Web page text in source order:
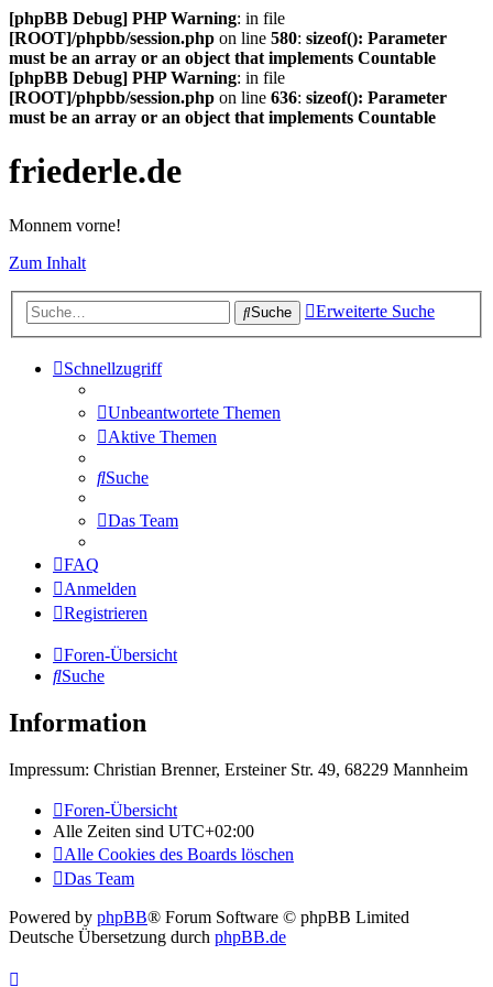
[phpBB Debug] PHP Warning: in file
[ROOT]/phpbb/session.php on line 580: sizeof(): Parameter
must be an array or an object that implements Countable
[phpBB Debug] PHP Warning: in file
[ROOT]/phpbb/session.php on line 636: sizeof(): Parameter
must be an array or an object that implements Countable
friederle.de
Monnem vorne!
Zum Inhalt
Suche Erweiterte Suche
Schnellzugriff
Unbeantwortete Themen
Aktive Themen
Suche
Das Team
FAQ
Anmelden
Registrieren
Foren-Übersicht
Suche
Information
Impressum: Christian Brenner, Ersteiner Str. 49, 68229 Mannheim
Foren-Übersicht
Alle Zeiten sind UTC+02:00
Alle Cookies des Boards löschen
Das Team
Powered by phpBB® Forum Software © phpBB Limited
Deutsche Übersetzung durch phpBB.de